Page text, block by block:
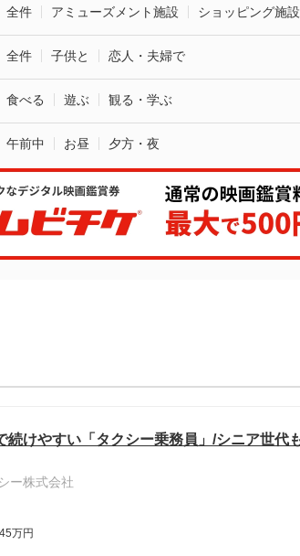
全件 アミューズメント施設 ショッピング施設
全件 子供と 恋人・夫婦で
食べる 遊ぶ 観る・学ぶ
午前中 お昼 夕方・夜
続けやすい「タクシー乗務員」/シニア世代
ー株式会社
万円